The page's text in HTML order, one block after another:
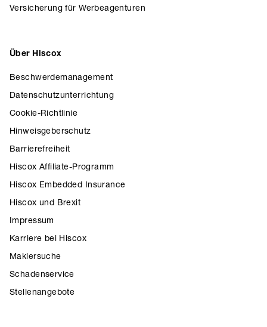
Versicherung für Werbeagenturen
Über Hiscox
Beschwerdemanagement
Datenschutzunterrichtung
Cookie-Richtlinie
Hinweisgeberschutz
Barrierefreiheit
Hiscox Affiliate-Programm
Hiscox Embedded Insurance
Hiscox und Brexit
Impressum
Karriere bei Hiscox
Maklersuche
Schadenservice
Stellenangebote